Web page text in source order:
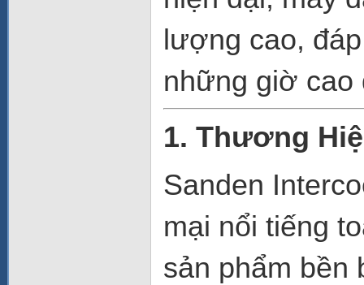
lượng cao,
những giờ cao
1. Thương
Sanden
mại nổi tiếng
sản phẩm bền